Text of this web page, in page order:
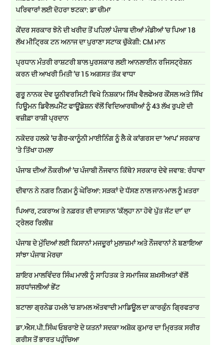
ਪਰਿਵਾਰਾਂ ਲਈ ਦੋਹਰਾ ਝਟਕਾ: ਡਾ ਚੀਮਾ
ਕੇਂਦਰ ਸਰਕਾਰ ਝੋਨੇ ਦੀ ਖਰੀਦ ਤੋਂ ਪਹਿਲਾਂ ਪੰਜਾਬ ਦੀਆਂ ਮੰਡੀਆਂ 'ਚ ਪਿਆ 18
ਲੱਖ ਮੀਟ੍ਰਿਕ ਟਨ ਅਨਾਜ ਦਾ ਪੁਰਾਣਾ ਸਟਾਕ ਚੁੱਕੇਗੀ: CM ਮਾਨ
ਪ੍ਰਧਾਨ ਮੰਤਰੀ ਰਾਸ਼ਟਰੀ ਬਾਲ ਪੁਰਸਕਾਰ ਲਈ ਆਨਲਾਈਨ ਰਜਿਸਟ੍ਰੇਸ਼ਨ
ਕਰਨ ਦੀ ਆਖਰੀ ਮਿਤੀ ’ਚ 15 ਅਗਸਤ ਤੱਕ ਵਾਧਾ
ਗੁਰੂ ਨਾਨਕ ਦੇਵ ਯੂਨੀਵਰਸਿਟੀ ਵਿਖੇ ਨਿਸ਼ਕਾਮ ਸਿੱਖ ਵੈਲਫੇਅਰ ਕੌਂਸਲ ਅਤੇ ਸਿੱਖ
ਹਿਊਮਨ ਡਿਵੈਲਪਮੈਂਟ ਫਾਊਂਡੇਸ਼ਨ ਵੱਲੋਂ ਵਿਦਿਆਰਥੀਆਂ ਨੂੰ 43 ਲੱਖ ਰੁਪਏ ਦੀ
ਵਜ਼ੀਫ਼ਾ ਰਾਸ਼ੀ ਪ੍ਰਦਾਨ
ਨਕੋਦਰ ਹਲਕੇ ’ਚ ਗੈਰ-ਕਾਨੂੰਨੀ ਮਾਈਨਿੰਗ ਨੂੰ ਲੈ ਕੇ ਕਾਂਗਰਸ ਦਾ ‘ਆਪ’ ਸਰਕਾਰ
’ਤੇ ਤਿੱਖਾ ਹਮਲਾ
ਪੰਜਾਬ ਦੀਆਂ ਨੌਕਰੀਆਂ ’ਚ ਪੰਜਾਬੀ ਨੌਜਵਾਨ ਕਿੱਥੇ? ਸਰਕਾਰ ਦੇਵੇ ਜਵਾਬ: ਰੰਧਾਵਾ
ਦੀਵਾਨ ਨੇ ਨਗਰ ਨਿਗਮ ਨੂੰ ਘੇਰਿਆ: ਸੜਕਾਂ ਦੇ ਧੱਸਣ ਨਾਲ ਜਾਨ-ਮਾਲ ਨੂੰ ਖ਼ਤਰਾ
ਪਿਆਰ, ਟਕਰਾਅ ਤੇ ਨਫ਼ਰਤ ਦੀ ਦਾਸਤਾਨ ‘ਕੱਲ੍ਹਾ ਨਾ ਹੋਵੇ ਪੁੱਤ ਜੱਟ ਦਾ’ ਦਾ
ਟ੍ਰੇਲਰ ਰਿਲੀਜ਼
ਪੰਜਾਬ ਦੇ ਮੁੱਦਿਆਂ ਲਈ ਕਿਸਾਨਾਂ ਮਜਦੂਰਾਂ ਮੁਲਾਜ਼ਮਾਂ ਅਤੇ ਨੌਜਵਾਨਾਂ ਨੇ ਬਣਾਇਆ
ਸਾਂਝਾ ਪੰਜਾਬ ਮੋਰਚਾ
ਸ਼ਾਇਰ ਮਾਲਵਿੰਦਰ ਸਿੰਘ ਮਾਲੀ ਨੂੰ ਸਾਹਿਤਕ ਤੇ ਸਮਾਜਿਕ ਸ਼ਖ਼ਸੀਅਤਾਂ ਵੱਲੋਂ
ਸ਼ਰਧਾਂਜਲੀਆਂ ਭੇਂਟ
ਬਟਾਲਾ ਗ੍ਰਨੇਡ ਹਮਲੇ ’ਚ ਸ਼ਾਮਲ ਅੱਤਵਾਦੀ ਮਾਡਿਊਲ ਦਾ ਕਾਰਕੁੰਨ ਗ੍ਰਿਫਤਾਰ
ਡਾ.ਐਸ.ਪੀ.ਸਿੰਘ ਓਬਰਾਏ ਦੇ ਯਤਨਾਂ ਸਦਕਾ ਅਸ਼ੋਕ ਕੁਮਾਰ ਦਾ ਮ੍ਰਿਤਕ ਸਰੀਰ
ਗਰੀਸ ਤੋਂ ਭਾਰਤ ਪਹੁੰਚਿਆ